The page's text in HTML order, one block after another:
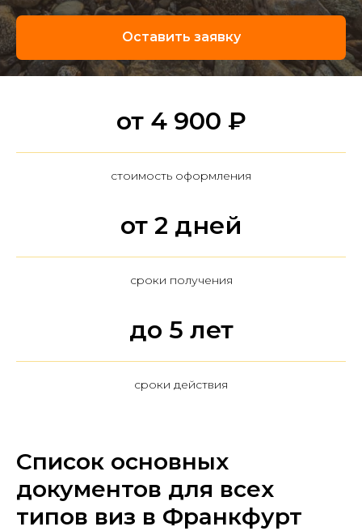
Оставить заявку
от 4 900 ₽
стоимость оформления
от 2 дней
сроки получения
до 5 лет
сроки действия
Список основных
документов для всех
типов виз в Франкфурт